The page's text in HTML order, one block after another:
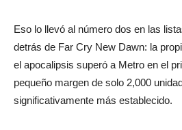
Eso lo llevó al número dos en las
detrás de Far Cry New Dawn: la
el apocalipsis superó a Metro en el
pequeño margen de solo 2,000
significativamente más establecido.